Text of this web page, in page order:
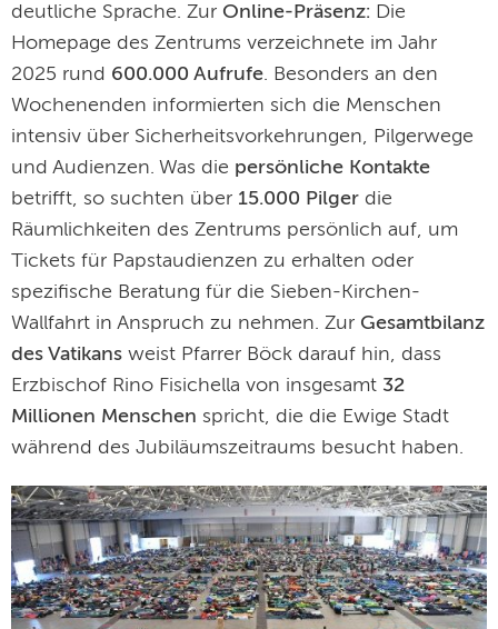
deutliche Sprache. Zur Online-Präsenz: Die
Homepage des Zentrums verzeichnete im Jahr
2025 rund 600.000 Aufrufe. Besonders an den
Wochenenden informierten sich die Menschen
intensiv über Sicherheitsvorkehrungen, Pilgerwege
und Audienzen. Was die persönliche Kontakte
betrifft, so suchten über 15.000 Pilger die
Räumlichkeiten des Zentrums persönlich auf, um
Tickets für Papstaudienzen zu erhalten oder
spezifische Beratung für die Sieben-Kirchen-
Wallfahrt in Anspruch zu nehmen. Zur Gesamtbilanz
des Vatikans weist Pfarrer Böck darauf hin, dass
Erzbischof Rino Fisichella von insgesamt 32
Millionen Menschen spricht, die die Ewige Stadt
während des Jubiläumszeitraums besucht haben.